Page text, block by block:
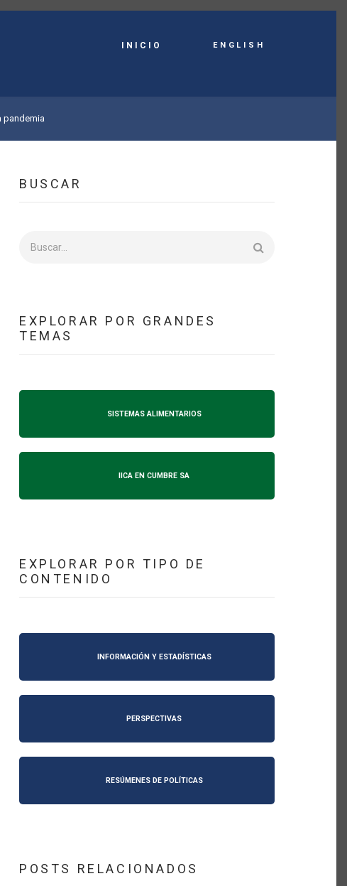
INICIO English
pandemia
BUSCAR
EXPLORAR POR GRANDES
TEMAS
SISTEMAS ALIMENTARIOS
IICA EN CUMBRE SA
EXPLORAR POR TIPO DE
CONTENIDO
INFORMACIÓN Y ESTADÍSTICAS
PERSPECTIVAS
RESÚMENES DE POLÍTICAS
POSTS RELACIONADOS